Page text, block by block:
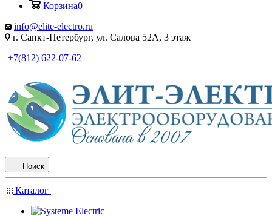
Корзина0
info@elite-electro.ru
г. Санкт-Петербург, ул. Салова 52А, 3 этаж
+7(812) 622-07-62
Поиск
Каталог